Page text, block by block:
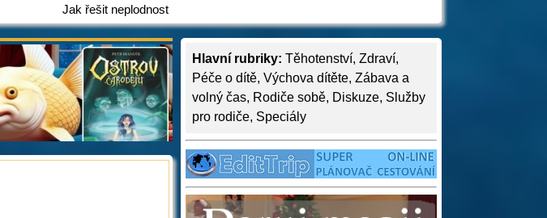
Jak řešit neplodnost
Hlavní rubriky: Těhotenství, Zdraví,
Péče o dítě, Výchova dítěte, Zábava a
volný čas, Rodiče sobě, Diskuze, Služby
pro rodiče, Speciály